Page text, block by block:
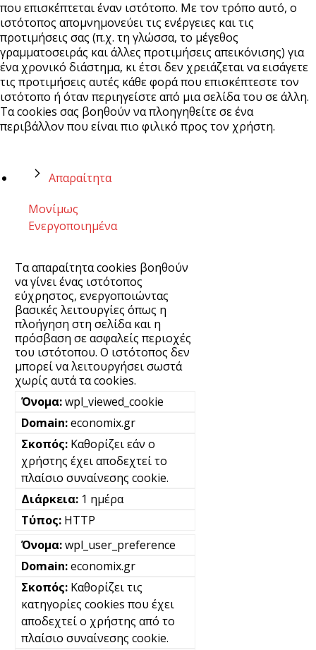
που επισκέπτεται έναν ιστότοπο. Με τον τρόπο αυτό, ο
ιστότοπος απομνημονεύει τις ενέργειες και τις
προτιμήσεις σας (π.χ. τη γλώσσα, το μέγεθος
γραμματοσειράς και άλλες προτιμήσεις απεικόνισης) για
ένα χρονικό διάστημα, κι έτσι δεν χρειάζεται να εισάγετε
τις προτιμήσεις αυτές κάθε φορά που επισκέπτεστε τον
ιστότοπο ή όταν περιηγείστε από μια σελίδα του σε άλλη.
Τα cookies σας βοηθούν να πλοηγηθείτε σε ένα
περιβάλλον που είναι πιο φιλικό προς τον χρήστη.
Απαραίτητα
Μονίμως
Ενεργοποιημένα
Τα απαραίτητα cookies βοηθούν
να γίνει ένας ιστότοπος
εύχρηστος, ενεργοποιώντας
βασικές λειτουργίες όπως η
πλοήγηση στη σελίδα και η
πρόσβαση σε ασφαλείς περιοχές
του ιστότοπου. Ο ιστότοπος δεν
μπορεί να λειτουργήσει σωστά
χωρίς αυτά τα cookies.
wpl_viewed_cookie
economix.gr
Καθορίζει εάν ο
χρήστης έχει αποδεχτεί το
πλαίσιο συναίνεσης cookie.
1 ημέρα
HTTP
wpl_user_preference
economix.gr
Καθορίζει τις
κατηγορίες cookies που έχει
αποδεχτεί ο χρήστης από το
πλαίσιο συναίνεσης cookie.